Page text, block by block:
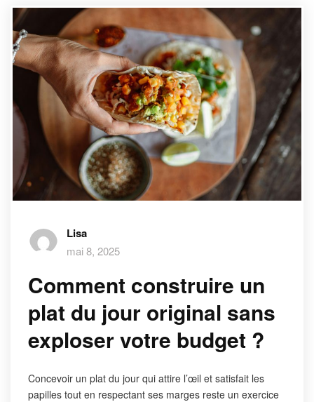
Lisa
mai 8, 2025
Comment construire un
plat du jour original sans
exploser votre budget ?
Concevoir un plat du jour qui attire l’œil et satisfait les
papilles tout en respectant ses marges reste un exercice